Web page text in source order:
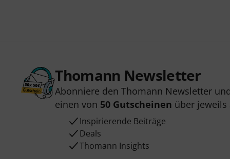
Thomann Newsletter
Abonniere den Thomann Newsletter
einen von 50 Gutscheinen über jeweils
Inspirierende Beiträge
Deals
Thomann Insights